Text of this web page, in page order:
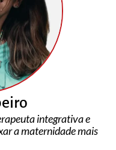
integrativa e
a maternidade mais